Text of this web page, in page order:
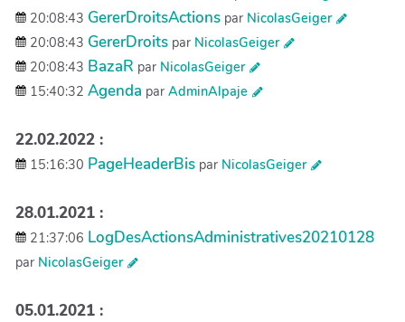
20:08:43 GererDroitsActions par NicolasGeiger
20:08:43 GererDroits par NicolasGeiger
20:08:43 BazaR par NicolasGeiger
15:40:32 Agenda par AdminAlpaje
22.02.2022 :
15:16:30 PageHeaderBis par NicolasGeiger
28.01.2021 :
21:37:06 LogDesActionsAdministratives20210128
par NicolasGeiger
05.01.2021 :